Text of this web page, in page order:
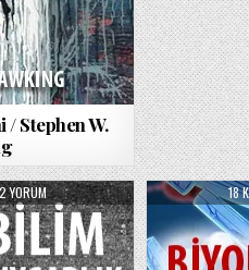
/ Stephen W.
2 YORUM 18